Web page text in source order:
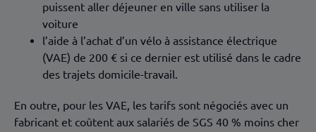
puissent aller déjeuner en ville sans utiliser la
voiture
l’aide à l’achat d’un vélo à assistance électrique
(VAE) de 200 € si ce dernier est utilisé dans le cadre
des trajets domicile-travail.
En outre, pour les VAE, les tarifs sont négociés avec un
fabricant et coûtent aux salariés de SGS 40 % moins cher